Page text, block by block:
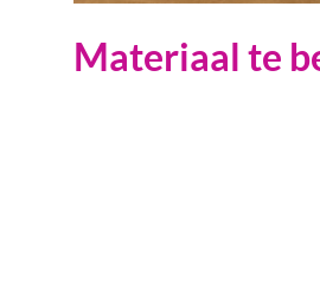
Materiaal te